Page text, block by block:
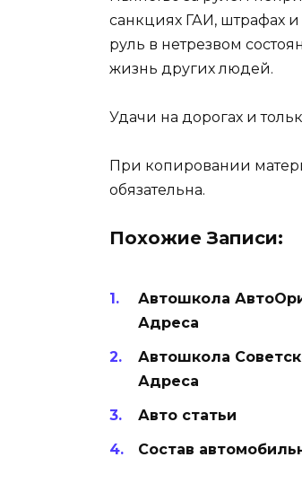
санкциях ГАИ, штрафах
руль в нетрезвом
жизнь других людей.
Удачи на дорогах и
При копировании
обязательна.
Похожие Записи:
Автошкола
Адреса
Автошкола
Адреса
Авто статьи
Состав